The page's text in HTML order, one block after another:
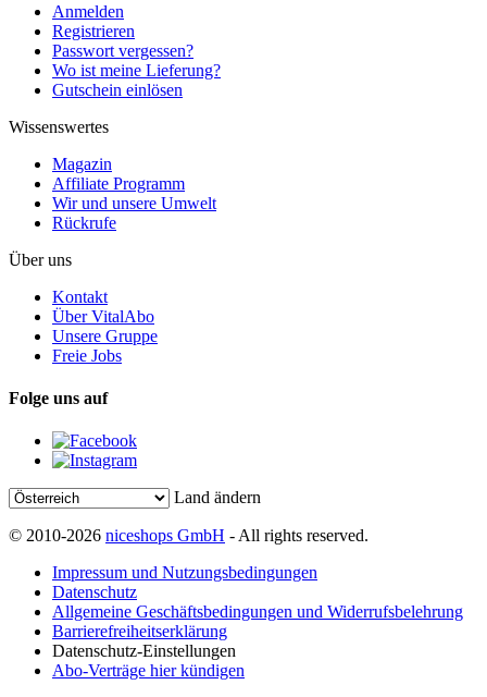
Anmelden
Registrieren
Passwort vergessen?
Wo ist meine Lieferung?
Gutschein einlösen
Wissenswertes
Magazin
Affiliate Programm
Wir und unsere Umwelt
Rückrufe
Über uns
Kontakt
Über VitalAbo
Unsere Gruppe
Freie Jobs
Folge uns auf
Land ändern
© 2010-2026 niceshops GmbH - All rights reserved.
Impressum und Nutzungsbedingungen
Datenschutz
Allgemeine Geschäftsbedingungen und Widerrufsbelehrung
Barrierefreiheitserklärung
Datenschutz-Einstellungen
Abo-Verträge hier kündigen